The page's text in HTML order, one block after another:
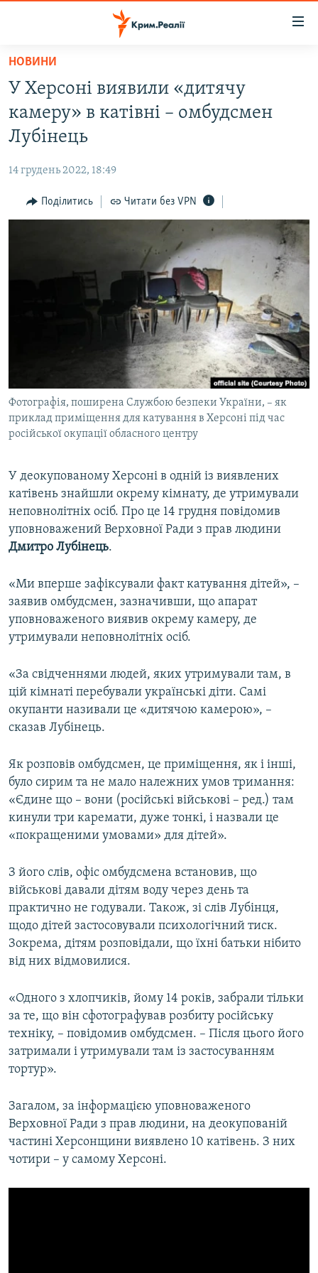
Перейти
основного
матеріалу
Перейти
до
основної
навігації
Перейти
до
ВОДА.КРИМ
ВІДЕО ТА ФОТО
БЛОГИ
ПОГЛЯД
СПЕЦПРОЕКТИ
УКРАЇНСЬКА ПРОБЛЕМА КРИМУ
ІНФОГРАФІКА
ЯК ОБІЙТИ БЛОКУВАННЯ
ДОЛУЧАЙСЯ!
Усі сайти RFE/RL
НОВИНИ
У Херсоні виявили «дитячу
камеру» в катівні – омбудсмен
Лубінець
14 грудень 2022, 18:49
Поділитись Читати без VPN
Фотографія, поширена Службою безпеки України, – як
приклад приміщення для катування в Херсоні під час
російської окупації обласного центру
У деокупованому Херсоні в одній із виявлених
катівень знайшли окрему кімнату, де утримували
неповнолітніх осіб. Про це 14 грудня повідомив
уповноважений Верховної Ради з прав людини
Дмитро Лубінець.
«Ми вперше зафіксували факт катування дітей», –
заявив омбудсмен, зазначивши, що апарат
уповноваженого виявив окрему камеру, де
утримували неповнолітніх осіб.
«За свідченнями людей, яких утримували там, в
цій кімнаті перебували українські діти. Самі
окупанти називали це «дитячою камерою», –
сказав Лубінець.
Як розповів омбудсмен, це приміщення, як і інші,
було сирим та не мало належних умов тримання:
«Єдине що – вони (російські військові – ред.) там
кинули три каремати, дуже тонкі, і назвали це
«покращеними умовами» для дітей».
З його слів, офіс омбудсмена встановив, що
військові давали дітям воду через день та
практично не годували. Також, зі слів Лубінця,
щодо дітей застосовували психологічний тиск.
Зокрема, дітям розповідали, що їхні батьки нібито
від них відмовилися.
«Одного з хлопчиків, йому 14 років, забрали тільки
за те, що він сфотографував розбиту російську
техніку, – повідомив омбудсмен. – Після цього його
затримали і утримували там із застосуванням
тортур».
Загалом, за інформацією уповноваженого
Верховної Ради з прав людини, на деокупованій
частині Херсонщини виявлено 10 катівень. З них
чотири – у самому Херсоні.